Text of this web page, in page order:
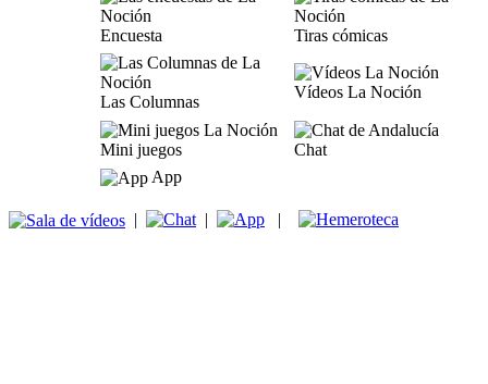
Encuesta Tiras cómicas
Las Columnas
Vídeos La Noción
Mini juegos
Chat
App
| | |